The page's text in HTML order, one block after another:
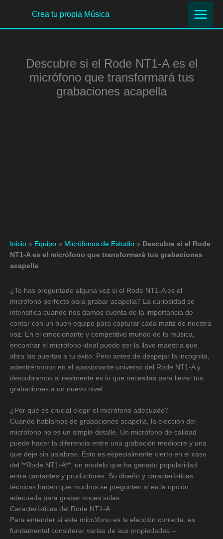
contenido
Crea tu propia Música
Descubre si el Rode NT1-A es el
micrófono que transformará tus
grabaciones acapella
Inicio » Equipo » Micrófonos de Estudio » Descubre si el Rode
NT1-A es el micrófono que transformará tus grabaciones
acapella
¿Te has preguntado alguna vez si el Rode NT1-A es el
micrófono perfecto para grabar acapella? La curiosidad se
intensifica cuando nos damos cuenta de la importancia de
contar con un buen equipo para capturar cada matiz de nuestra
voz. En el emocionante y competitivo mundo de la música,
encontrar el micrófono ideal puede ser la llave maestra que
abra las puertas a tu éxito. Pero antes de despejar la incógnita,
adentrémonos en el apasionante universo del Rode NT1-A y
descubramos si realmente es lo que necesitas para llevar tus
grabaciones a un nuevo nivel.
¿Por qué es crucial elegir el micrófono adecuado?
Cuando hablamos de grabaciones acapella, la elección del
micrófono no es un simple detalle. Un micrófono de calidad
puede hacer la diferencia entre una grabación mediocre y una
que deje sin palabras. Esto es especialmente cierto en el caso
del **Rode NT1-A**, un modelo que ha ganado popularidad
entre cantantes y productores. Su diseño y características
técnicas hacen que muchos se pregunten si es la opción
adecuada para grabar voces solas.
Características del Rode NT1-A
Para entender si este micrófono es la elección correcta, es
fundamental considerar varias de sus propiedades:–